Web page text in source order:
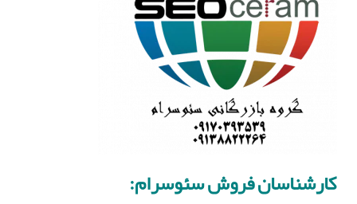
کارشناسان فروش سئوسرام: